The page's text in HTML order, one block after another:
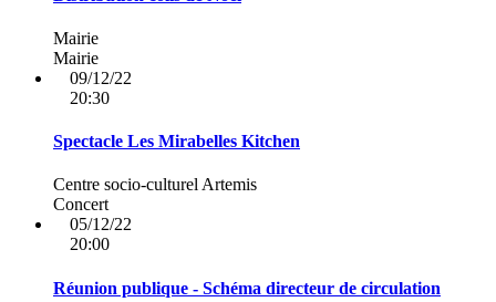
Mairie
Mairie
09/12/22
20:30
Spectacle Les Mirabelles Kitchen
Centre socio-culturel Artemis
Concert
05/12/22
20:00
Réunion publique - Schéma directeur de circulation